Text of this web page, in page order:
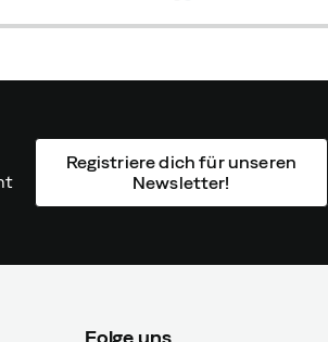
Registriere dich für unseren
Newsletter!
Folge uns